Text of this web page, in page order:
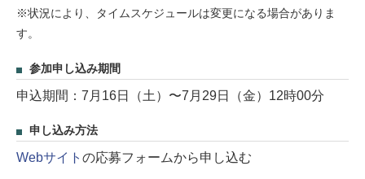
※状況により、タイムスケジュールは変更になる場合がありま
す。
参加申し込み期間
申込期間：7月16日（土）〜7月29日（金）12時00分
申し込み方法
Webサイト の応募フォームから申し込む